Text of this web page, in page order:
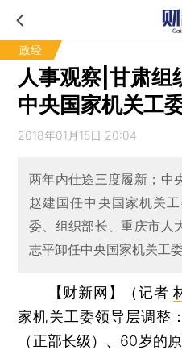
政经
人事观察|甘肃组
中央国家机关工
2018年01月15日 20:04
两年内仕途三度履新；中
赵建国任中央国家机关
委、组织部长、重庆市人
志平卸任中央国家机关工
【财新网】（记者
家机关工委领导层调整
（正部长级）、60岁的